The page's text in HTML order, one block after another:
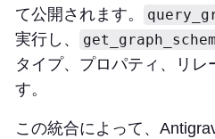
て公開されます。
実行し、
タイプ、プロパティ、リレ
す。
この統合によって、